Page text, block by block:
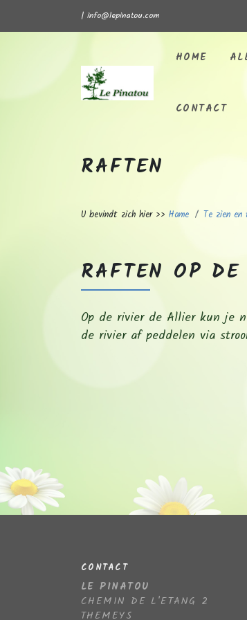
| info@lepinatou.com
HOME
CONTACT
RAFTEN
U bevindt zich hier >> Home Te zien en
RAFTEN OP
Op de rivier de Allier kun je
de rivier af peddelen via
CONTACT
LE PINATOU
CHEMIN DE L'ETANG 2
THEMEYS